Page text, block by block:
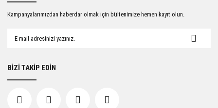
Gönder
Kampanyalarımızdan haberdar olmak için bültenimize hemen kayıt olun.
BİZİ TAKİP EDİN